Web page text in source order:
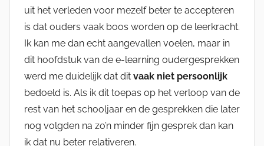
uit het verleden voor mezelf beter te accepteren
is dat ouders vaak boos worden op de leerkracht.
Ik kan me dan echt aangevallen voelen, maar in
dit hoofdstuk van de e-learning oudergesprekken
werd me duidelijk dat dit vaak niet persoonlijk
bedoeld is. Als ik dit toepas op het verloop van de
rest van het schooljaar en de gesprekken die later
nog volgden na zo’n minder fijn gesprek dan kan
ik dat nu beter relativeren.